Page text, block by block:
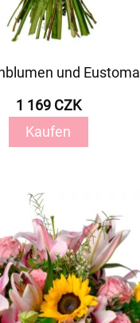
und Eustoma
1 169 CZK
Kaufen